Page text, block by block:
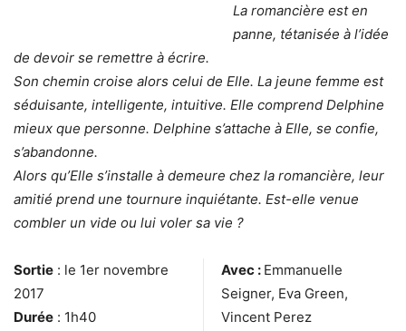
La romancière est en
panne, tétanisée à l’idée
de devoir se remettre à écrire.
Son chemin croise alors celui de Elle. La jeune femme est
séduisante, intelligente, intuitive. Elle comprend Delphine
mieux que personne. Delphine s’attache à Elle, se confie,
s’abandonne.
Alors qu’Elle s’installe à demeure chez la romancière, leur
amitié prend une tournure inquiétante. Est-elle venue
combler un vide ou lui voler sa vie ?
Sortie : le 1er novembre
2017
Durée : 1h40
Avec : Emmanuelle
Seigner, Eva Green,
Vincent Perez